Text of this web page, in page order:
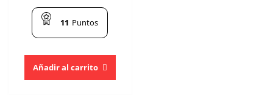
11 Puntos
Añadir al carrito